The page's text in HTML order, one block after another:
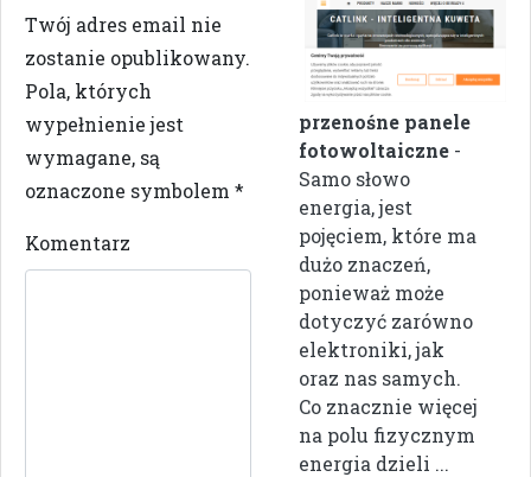
Twój adres email nie
zostanie opublikowany.
Pola, których
wypełnienie jest
wymagane, są
oznaczone symbolem *
Komentarz
przenośne panele
fotowoltaiczne -
Samo słowo
energia, jest
pojęciem, które ma
dużo znaczeń,
ponieważ może
dotyczyć zarówno
elektroniki, jak
oraz nas samych.
Co znacznie więcej
na polu fizycznym
energia dzieli ...